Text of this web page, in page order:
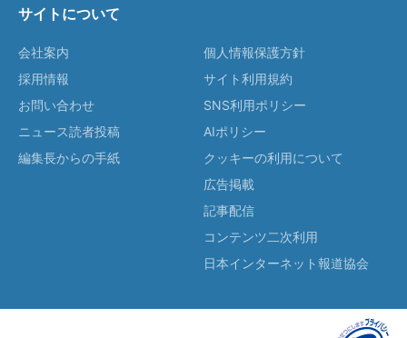
サイトについて
会社案内
採用情報
お問い合わせ
ニュース読者投稿
編集長からの手紙
個人情報保護方針
サイト利用規約
SNS利用ポリシー
AIポリシー
クッキーの利用について
広告掲載
記事配信
コンテンツ二次利用
日本インターネット報道協会